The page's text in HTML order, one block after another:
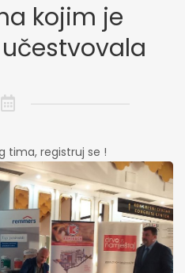
kojim je
tima, registruj se !